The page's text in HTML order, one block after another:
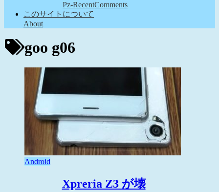
Pz-RecentComments
このサイトについて
About
goo g06
Android
Xpreria Z3 が壊